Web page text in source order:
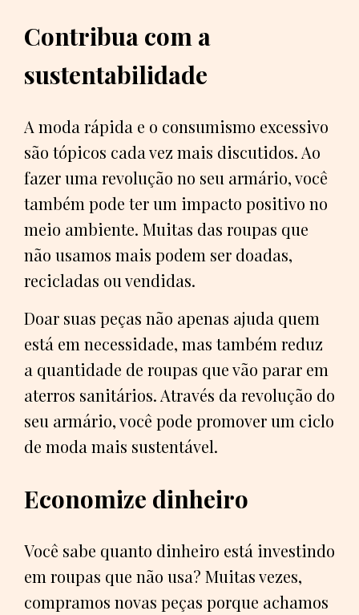
Contribua com a
sustentabilidade
A moda rápida e o consumismo excessivo
são tópicos cada vez mais discutidos. Ao
fazer uma revolução no seu armário, você
também pode ter um impacto positivo no
meio ambiente. Muitas das roupas que
não usamos mais podem ser doadas,
recicladas ou vendidas.
Doar suas peças não apenas ajuda quem
está em necessidade, mas também reduz
a quantidade de roupas que vão parar em
aterros sanitários. Através da revolução do
seu armário, você pode promover um ciclo
de moda mais sustentável.
Economize dinheiro
Você sabe quanto dinheiro está investindo
em roupas que não usa? Muitas vezes,
compramos novas peças porque achamos